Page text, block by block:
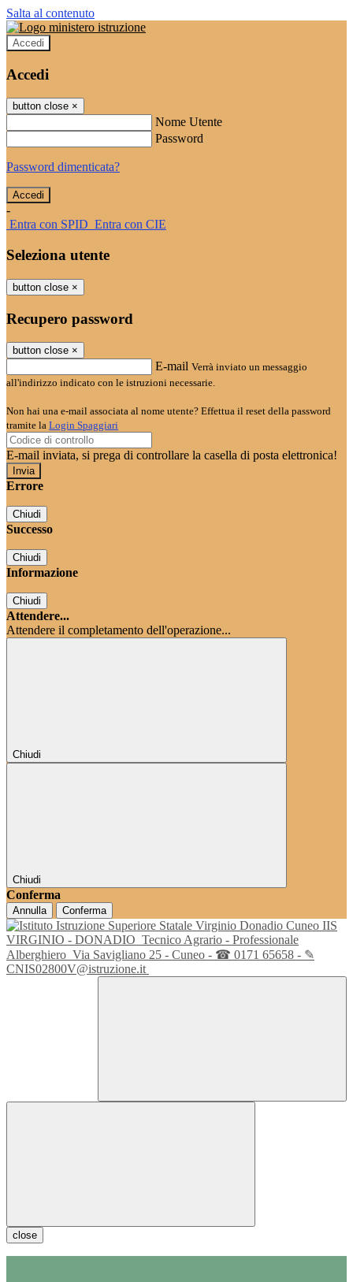
Salta al contenuto
Accedi
Accedi
button close ×
Nome Utente
Password
Password dimenticata?
-
Entra con SPID Entra con CIE
Seleziona utente
button close ×
Recupero password
button close ×
E-mail Verrà inviato un messaggio
all'indirizzo indicato con le istruzioni necessarie.
Non hai una e-mail associata al nome utente? Effettua il reset della password
tramite la Login Spaggiari
E-mail inviata, si prega di controllare la casella di posta elettronica!
Errore
Chiudi
Successo
Chiudi
Informazione
Chiudi
Attendere...
Attendere il completamento dell'operazione...
Chiudi
Chiudi
Conferma
Annulla Conferma
IIS
VIRGINIO - DONADIO Tecnico Agrario - Professionale
Alberghiero Via Savigliano 25 - Cuneo - ☎ 0171 65658 - ✎
CNIS02800V@istruzione.it
close